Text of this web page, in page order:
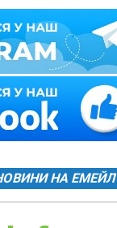
НА ЕМЕЙЛ